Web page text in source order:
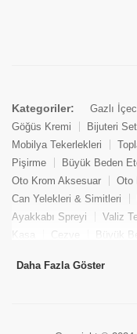
Kategoriler: Gazlı
Göğüs Kremi
Bijuteri Set
Mobilya Tekerlekleri
Pişirme
Büyük Beden
Oto Krom Aksesuar
Oto
Can Yelekleri & Simitleri
Ayakkabı Spreyi
Valiz
Kasa
Cezve Büyük
Tekne Bağlama &
Daha Fazla Göster